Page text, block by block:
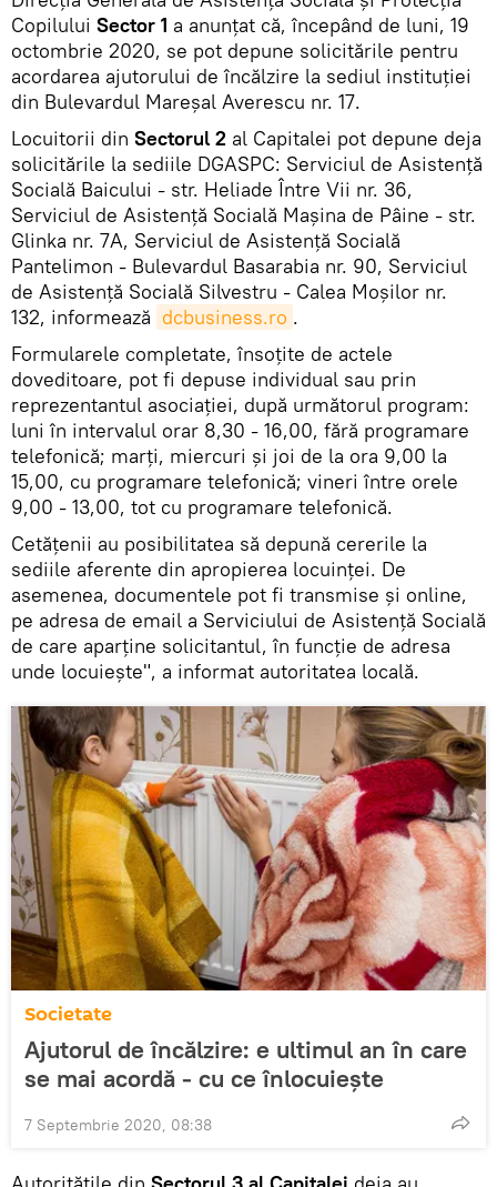
Copilului Sector 1 a anunțat că, începând de luni, 19
octombrie 2020, se pot depune solicitările pentru
acordarea ajutorului de încălzire la sediul instituției
din Bulevardul Mareșal Averescu nr. 17.
Locuitorii din Sectorul 2 al Capitalei pot depune deja
solicitările la sediile DGASPC: Serviciul de Asistenţă
Socială Baicului - str. Heliade Între Vii nr. 36,
Serviciul de Asistenţă Socială Maşina de Pâine - str.
Glinka nr. 7A, Serviciul de Asistenţă Socială
Pantelimon - Bulevardul Basarabia nr. 90, Serviciul
de Asistenţă Socială Silvestru - Calea Moşilor nr.
132, informează dcbusiness.ro .
Formularele completate, însoţite de actele
doveditoare, pot fi depuse individual sau prin
reprezentantul asociaţiei, după următorul program:
luni în intervalul orar 8,30 - 16,00, fără programare
telefonică; marţi, miercuri şi joi de la ora 9,00 la
15,00, cu programare telefonică; vineri între orele
9,00 - 13,00, tot cu programare telefonică.
Cetățenii au posibilitatea să depună cererile la
sediile aferente din apropierea locuinței. De
asemenea, documentele pot fi transmise şi online,
pe adresa de email a Serviciului de Asistenţă Socială
de care aparţine solicitantul, în funcţie de adresa
unde locuieşte", a informat autoritatea locală.
Societate
Ajutorul de încălzire: e ultimul an în care
se mai acordă - cu ce înlocuiește
7 Septembrie 2020, 08:38